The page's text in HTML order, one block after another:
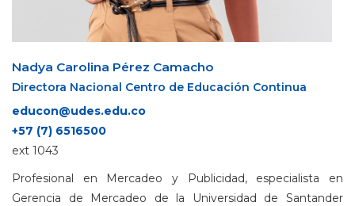
Nadya Carolina Pérez Camacho
Directora Nacional Centro de Educación Continua
+57 (7) 6516500
ext 1043
Profesional en Mercadeo y Publicidad, especialista en
Gerencia de Mercadeo de la Universidad de Santander